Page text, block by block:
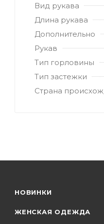
Вид рукава
Длина рукава
Дополнительно
Рукав
Тип горловины
Тип застежки
Страна
НОВИНКИ
ЖЕНСКАЯ ОДЕЖДА